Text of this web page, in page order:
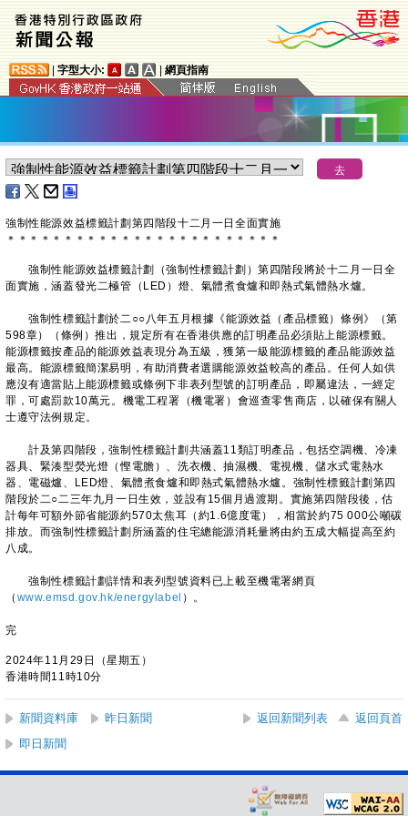
字型大小: 網頁指南
強制性能源效益標籤計劃第四階段十二月一日全面實施
＊ ＊ ＊ ＊ ＊ ＊ ＊ ＊ ＊ ＊ ＊ ＊ ＊ ＊ ＊ ＊ ＊ ＊ ＊ ＊ ＊ ＊ ＊ ＊
強制性能源效益標籤計劃（強制性標籤計劃）第四階段將於十二月一日全
面實施，涵蓋發光二極管（LED）燈、氣體煮食爐和即熱式氣體熱水爐。
強制性標籤計劃於二○○八年五月根據《能源效益（產品標籤）條例》（第
598章）（條例）推出，規定所有在香港供應的訂明產品必須貼上能源標籤。
能源標籤按產品的能源效益表現分為五級，獲第一級能源標籤的產品能源效益
最高。能源標籤簡潔易明，有助消費者選購能源效益較高的產品。任何人如供
應沒有適當貼上能源標籤或條例下非表列型號的訂明產品，即屬違法，一經定
罪，可處罰款10萬元。機電工程署（機電署）會巡查零售商店，以確保有關人
士遵守法例規定。
計及第四階段，強制性標籤計劃共涵蓋11類訂明產品，包括空調機、冷凍
器具、緊湊型熒光燈（慳電膽）、洗衣機、抽濕機、電視機、儲水式電熱水
器、電磁爐、LED燈、氣體煮食爐和即熱式氣體熱水爐。強制性標籤計劃第四
階段於二○二三年九月一日生效，並設有15個月過渡期。實施第四階段後，估
計每年可額外節省能源約570太焦耳（約1.6億度電），相當於約75 000公噸碳
排放。而強制性標籤計劃所涵蓋的住宅總能源消耗量將由約五成大幅提高至約
八成。
強制性標籤計劃詳情和表列型號資料已上載至機電署網頁
（ www.emsd.gov.hk/energylabel ）。
完
2024年11月29日（星期五）
香港時間11時10分
新聞資料庫 昨日新聞 返回新聞列表
返回頁首
即日新聞